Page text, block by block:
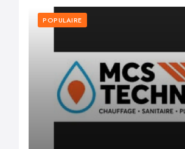
POPULAIRE